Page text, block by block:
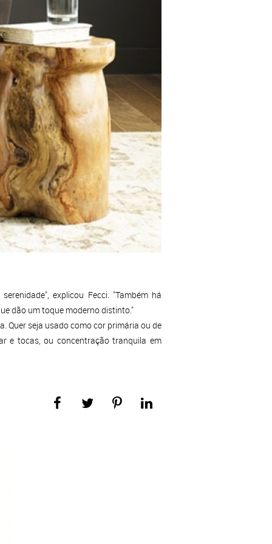
explicou Fecci. "Também há
dão um toque moderno distinto."
Quer seja usado como cor primária ou de
e tocas, ou concentração tranquila em